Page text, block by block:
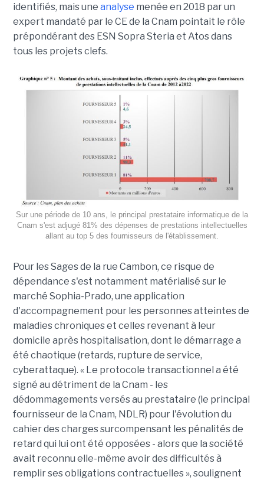
identifiés, mais une analyse menée en 2018 par un
expert mandaté par le CE de la Cnam pointait le rôle
prépondérant des ESN Sopra Steria et Atos dans
tous les projets clefs.
Sur une période de 10 ans, le principal prestataire informatique de la
Cnam s'est adjugé 81% des dépenses de prestations intellectuelles
allant au top 5 des fournisseurs de l'établissement.
Pour les Sages de la rue Cambon, ce risque de
dépendance s'est notamment matérialisé sur le
marché Sophia-Prado, une application
d'accompagnement pour les personnes atteintes de
maladies chroniques et celles revenant à leur
domicile après hospitalisation, dont le démarrage a
été chaotique (retards, rupture de service,
cyberattaque). « Le protocole transactionnel a été
signé au détriment de la Cnam - les
dédommagements versés au prestataire (le principal
fournisseur de la Cnam, NDLR) pour l'évolution du
cahier des charges surcompensant les pénalités de
retard qui lui ont été opposées - alors que la société
avait reconnu elle-même avoir des difficultés à
remplir ses obligations contractuelles », soulignent